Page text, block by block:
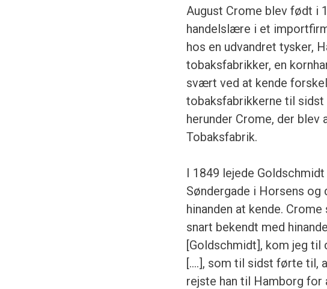
August Crome blev født i
handelslære i et
hos en udvandret tysker,
tobaksfabrikker, en
svært ved at kende
tobaksfabrikkerne til
herunder Crome, der blev
Tobaksfabrik.
I 1849 lejede
Søndergade i Horsens
hinanden at kende.
snart bekendt med
[Goldschmidt], kom jeg til
[….], som til sidst førte til,
rejste han til Hamborg for